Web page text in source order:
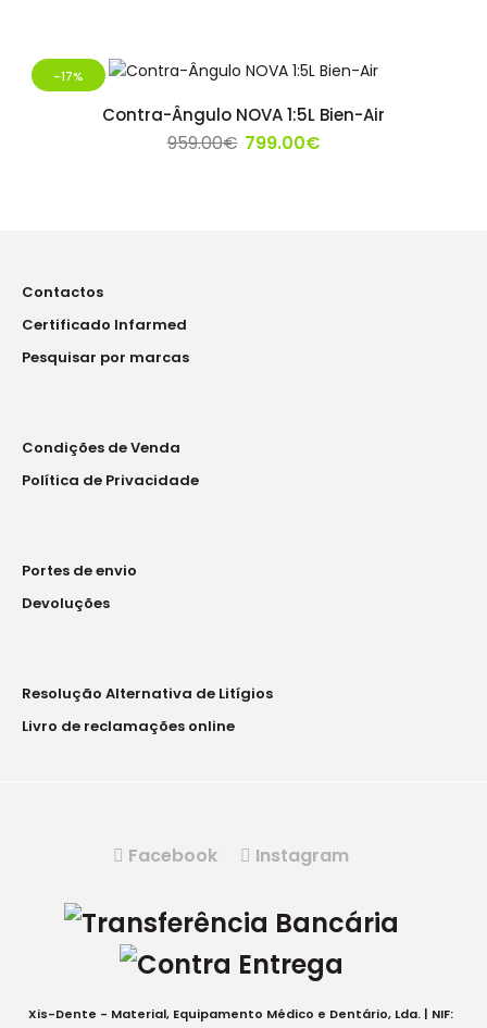
-17%
Contra-Ângulo NOVA 1:5L Bien-Air
959.00€ 799.00€
Contactos
Certificado Infarmed
Pesquisar por marcas
Condições de Venda
Política de Privacidade
Portes de envio
Devoluções
Resolução Alternativa de Litígios
Livro de reclamações online
Facebook Instagram
Xis-Dente - Material, Equipamento Médico e Dentário, Lda. | NIF: